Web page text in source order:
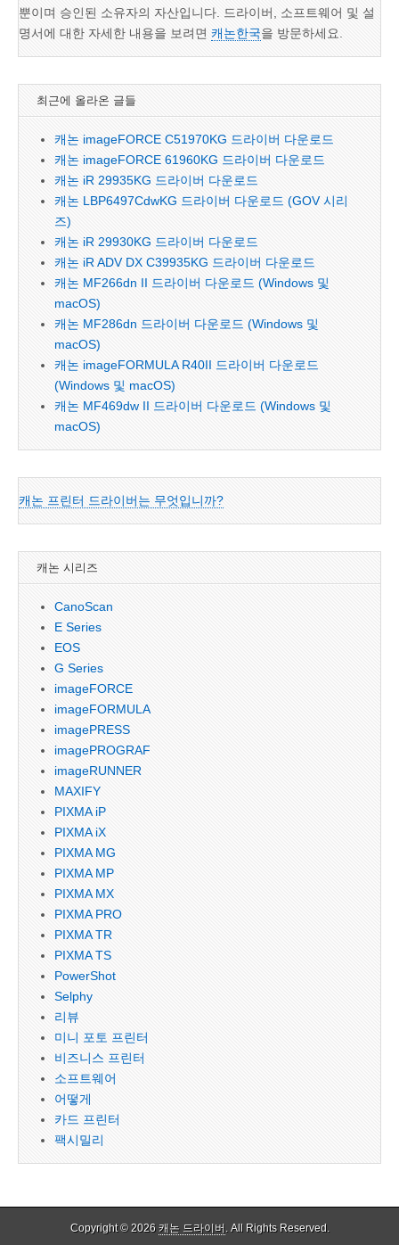
뿐이며 승인된 소유자의 자산입니다. 드라이버, 소프트웨어 및 설
명서에 대한 자세한 내용을 보려면 캐논한국을 방문하세요.
최근에 올라온 글들
캐논 imageFORCE C51970KG 드라이버 다운로드
캐논 imageFORCE 61960KG 드라이버 다운로드
캐논 iR 29935KG 드라이버 다운로드
캐논 LBP6497CdwKG 드라이버 다운로드 (GOV 시리
즈)
캐논 iR 29930KG 드라이버 다운로드
캐논 iR ADV DX C39935KG 드라이버 다운로드
캐논 MF266dn II 드라이버 다운로드 (Windows 및
macOS)
캐논 MF286dn 드라이버 다운로드 (Windows 및
macOS)
캐논 imageFORMULA R40II 드라이버 다운로드
(Windows 및 macOS)
캐논 MF469dw II 드라이버 다운로드 (Windows 및
macOS)
캐논 프린터 드라이버는 무엇입니까?
캐논 시리즈
CanoScan
E Series
EOS
G Series
imageFORCE
imageFORMULA
imagePRESS
imagePROGRAF
imageRUNNER
MAXIFY
PIXMA iP
PIXMA iX
PIXMA MG
PIXMA MP
PIXMA MX
PIXMA PRO
PIXMA TR
PIXMA TS
PowerShot
Selphy
리뷰
미니 포토 프린터
비즈니스 프린터
소프트웨어
어떻게
카드 프린터
팩시밀리
Copyright © 2026 캐논 드라이버 . All Rights Reserved.